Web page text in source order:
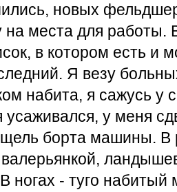
новых
места для работы.
в котором есть и
Я везу
набита, я сажусь у
усаживался, у меня
щель борта машины. В
ногах - туго